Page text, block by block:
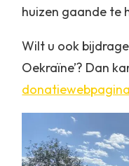
huizen gaande te
Wilt u ook
Oekraïne’? Dan
donatiewebpagina